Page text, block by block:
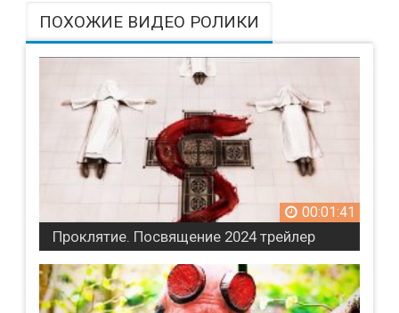
ПОХОЖИЕ ВИДЕО РОЛИКИ
00:01:41
Проклятие. Посвящение 2024 трейлер